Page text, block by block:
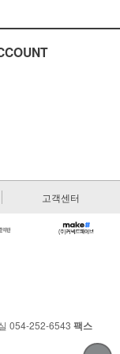
고객센터
054-252-6543 팩스